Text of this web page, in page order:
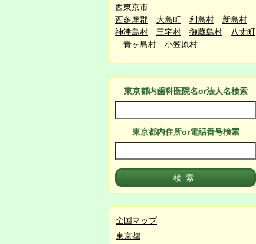
西東京市
西多摩郡
大島町 利島村
新島村
神津島村
三宅村 御蔵島村
八丈町
青ヶ島村
小笠原村
東京都内歯科医院名or法人名検索
東京都内住所or電話番号検索
全国マップ
東京都